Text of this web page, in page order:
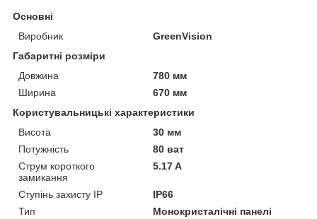
Основні
Виробник
GreenVision
Габаритні розміри
Довжина
780 мм
Ширина
670 мм
Користувальницькі характеристики
Висота
30 мм
Потужність
80 ват
Струм короткого
замикання
5.17 A
Ступінь захисту IP
IP66
Тип
Монокристалічні панелі